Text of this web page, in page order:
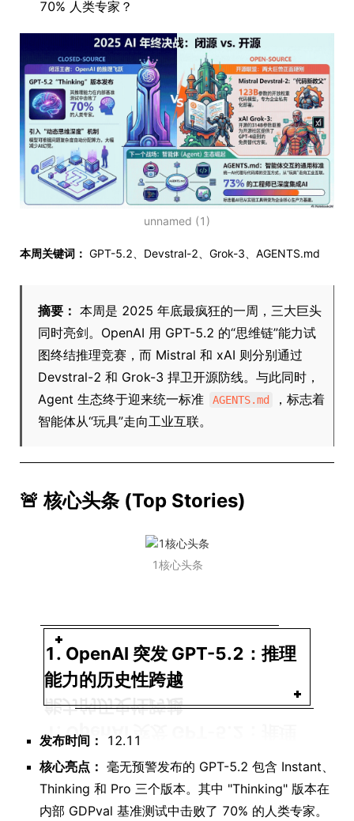
70% 人类专家？
unnamed (1)
本周关键词： GPT-5.2、Devstral-2、Grok-3、AGENTS.md
摘要： 本周是 2025 年底最疯狂的一周，三大巨头
同时亮剑。OpenAI 用 GPT-5.2 的“思维链”能力试
图终结推理竞赛，而 Mistral 和 xAI 则分别通过
Devstral-2 和 Grok-3 捍卫开源防线。与此同时，
Agent 生态终于迎来统一标准
AGENTS.md
，标志着
智能体从“玩具”走向工业互联。
🚨 核心头条 (Top Stories)
1核心头条
1. OpenAI 突发 GPT-5.2：推理
能力的历史性跨越
发布时间：
12.11
核心亮点： 毫无预警发布的 GPT-5.2 包含 Instant、
Thinking 和 Pro 三个版本。其中 "Thinking" 版本在
内部 GDPval 基准测试中击败了 70% 的人类专家。